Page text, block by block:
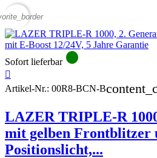
Sofort lieferbar circle

Artikel-Nr.: 00R8-BCN-B
LAZER TRIPLE-R
mit gelben Frontblitzer
Positionslicht,...